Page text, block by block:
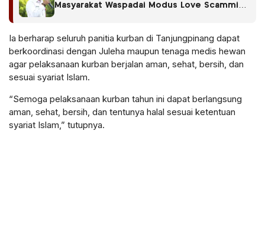
Masyarakat Waspadai Modus Love Scamming
Ia berharap seluruh panitia kurban di Tanjungpinang dapat
berkoordinasi dengan Juleha maupun tenaga medis hewan
agar pelaksanaan kurban berjalan aman, sehat, bersih, dan
sesuai syariat Islam.
“Semoga pelaksanaan kurban tahun ini dapat berlangsung
aman, sehat, bersih, dan tentunya halal sesuai ketentuan
syariat Islam,” tutupnya.